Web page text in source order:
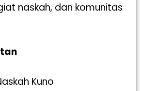
naskah, dan komunitas
Kuno